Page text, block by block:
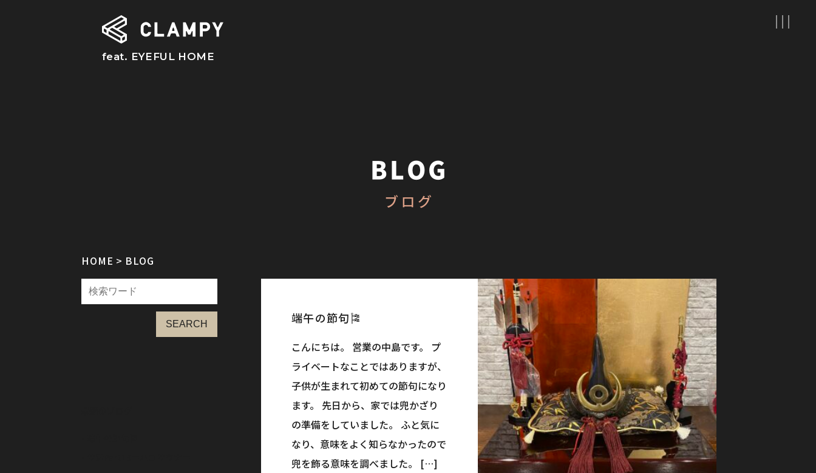
feat. EYEFUL HOME
BLOG
ブログ
HOME BLOG
端午の節句🎏
こんにちは。 営業の中島です。 プ
ライベートなことではありますが、
子供が生まれて初めての節句になり
ます。 先日から、家では兜かざり
の準備をしていました。 ふと気に
なり、意味をよく知らなかったので
兜を飾る意味を調べました。 […]
SEARCH